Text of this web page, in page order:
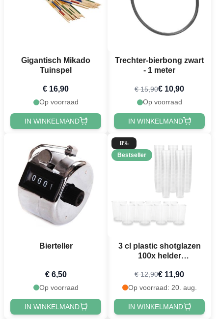
Gigantisch Mikado
Tuinspel
€ 16,90
Op voorraad
IN WINKELMAND
Trechter-bierbong zwart
- 1 meter
€ 15,90€ 10,90
Op voorraad
IN WINKELMAND
Bierteller
€ 6,50
Op voorraad
IN WINKELMAND
8%
Bestseller
3 cl plastic shotglazen
100x helder
€ 12,90€ 11,90
Op voorraad: 20. aug.
IN WINKELMAND